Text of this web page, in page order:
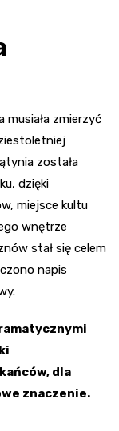
musiała zmierzyć
została
dzięki
miejsce kultu
wnętrze
stał się celem
napis
dla
znaczenie.